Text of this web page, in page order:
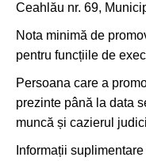
Ceahlău nr. 69,
Nota minimă de
pentru funcțiile de
Persoana care a
prezinte până la data
muncă și cazierul
Informații